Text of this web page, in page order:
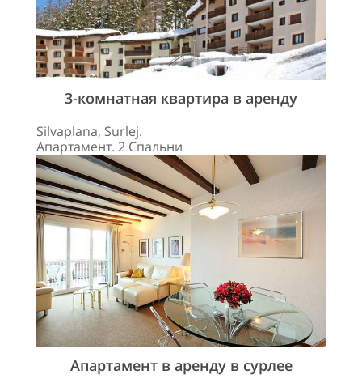
3-комнатная квартира в аренду
Silvaplana, Surlej.
Апартамент. 2 Спальни
Апартамент в аренду в сурлее